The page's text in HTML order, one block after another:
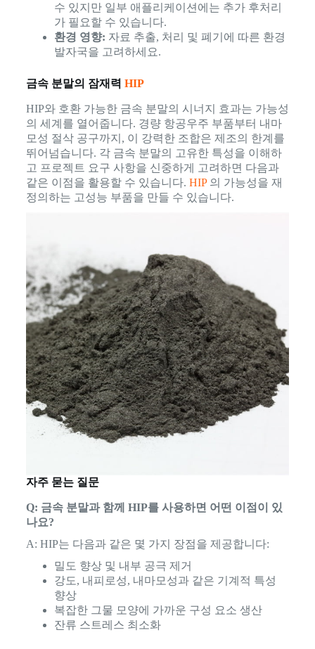
수 있지만 일부 애플리케이션에는 추가 후처리
가 필요할 수 있습니다.
환경 영향: 자료 추출, 처리 및 폐기에 따른 환경
발자국을 고려하세요.
금속 분말의 잠재력 HIP
HIP와 호환 가능한 금속 분말의 시너지 효과는 가능성
의 세계를 열어줍니다. 경량 항공우주 부품부터 내마
모성 절삭 공구까지, 이 강력한 조합은 제조의 한계를
뛰어넘습니다. 각 금속 분말의 고유한 특성을 이해하
고 프로젝트 요구 사항을 신중하게 고려하면 다음과
같은 이점을 활용할 수 있습니다. HIP의 가능성을 재
정의하는 고성능 부품을 만들 수 있습니다.
자주 묻는 질문
Q: 금속 분말과 함께 HIP를 사용하면 어떤 이점이 있
나요?
A: HIP는 다음과 같은 몇 가지 장점을 제공합니다:
밀도 향상 및 내부 공극 제거
강도, 내피로성, 내마모성과 같은 기계적 특성
향상
복잡한 그물 모양에 가까운 구성 요소 생산
잔류 스트레스 최소화